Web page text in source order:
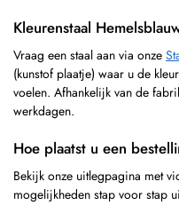
Kleurenstaal
Vraag een staal aan via onze
(kunstof plaatje) waar u de
voelen. Afhankelijk van de
werkdagen.
Hoe plaatst u een
Bekijk onze uitlegpagina met
mogelijkheden stap voor stap